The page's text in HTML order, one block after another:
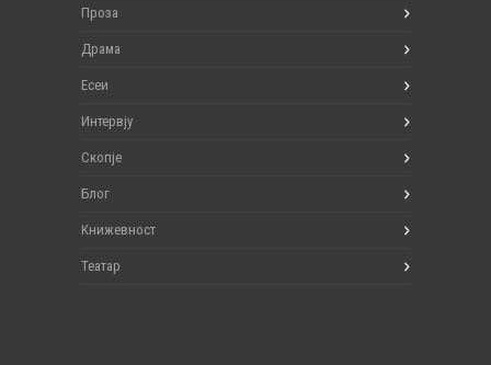
Проза
Драма
Есеи
Интервју
Скопје
Блог
Книжевност
Театар